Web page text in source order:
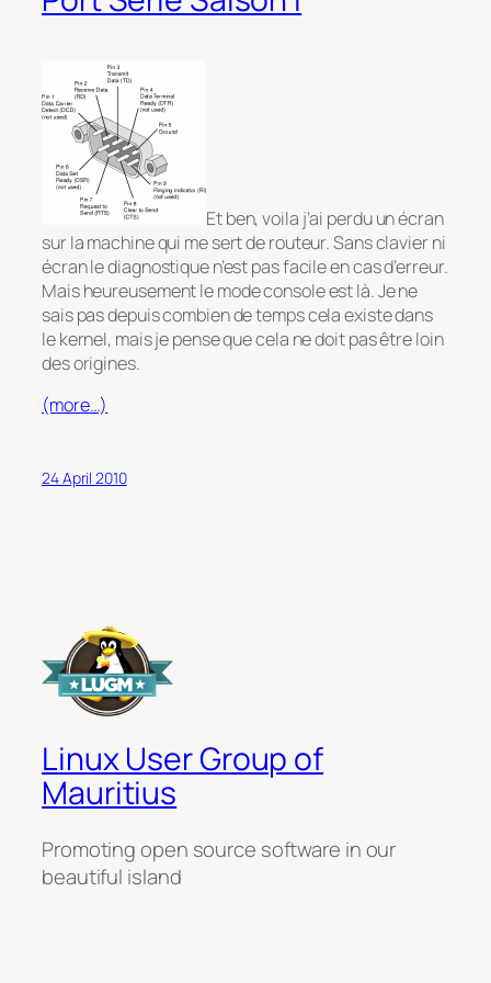
Et ben, voila j’ai perdu un écran
sur la machine qui me sert de routeur. Sans clavier ni
écran le diagnostique n’est pas facile en cas d’erreur.
Mais heureusement le mode console est là. Je ne
sais pas depuis combien de temps cela existe dans
le kernel, mais je pense que cela ne doit pas être loin
des origines.
(more…)
24 April 2010
Linux User Group of
Mauritius
Promoting open source software in our
beautiful island